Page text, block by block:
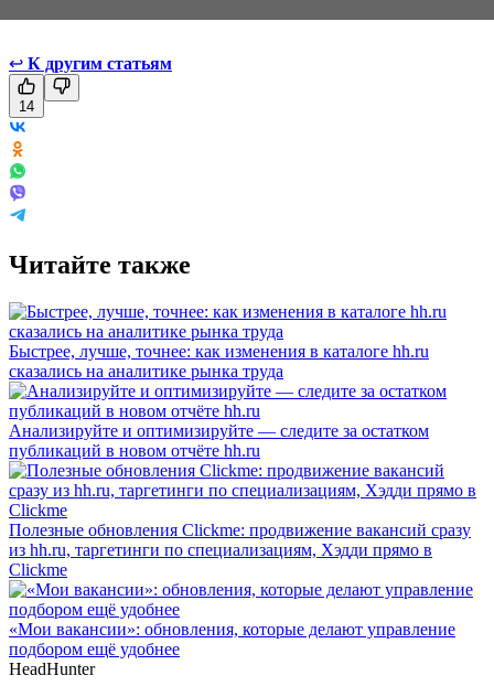
↩ К другим статьям
14
Читайте также
Быстрее, лучше, точнее: как изменения в каталоге hh.ru
сказались на аналитике рынка труда
Анализируйте и оптимизируйте — следите за остатком
публикаций в новом отчёте hh.ru
Полезные обновления Clickme: продвижение вакансий сразу
из hh.ru, таргетинги по специализациям, Хэдди прямо в
Clickme
«Мои вакансии»: обновления, которые делают управление
подбором ещё удобнее
HeadHunter